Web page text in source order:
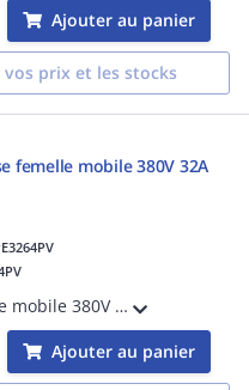
Ajouter au panier
prix et les stocks
femelle mobile 380V 32A
Prise femelle mobile 380V 32A 3P+T, position Terre 6h (rouge), raccordement à visser, degré IP44
Ajouter au panier